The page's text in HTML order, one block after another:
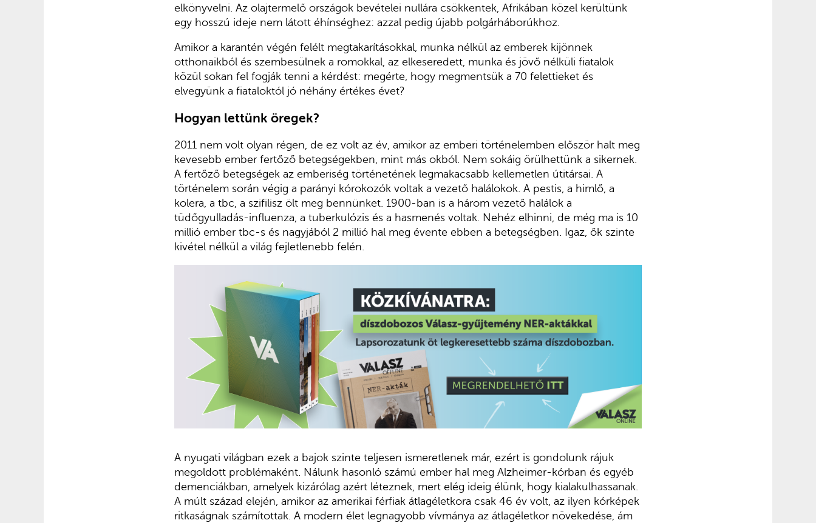
elkönyvelni. Az olajtermelő országok bevételei nullára csökkentek, Afrikában közel kerültünk
egy hosszú ideje nem látott éhínséghez: azzal pedig újabb polgárháborúkhoz.
Amikor a karantén végén felélt megtakarításokkal, munka nélkül az emberek kijönnek
otthonaikból és szembesülnek a romokkal, az elkeseredett, munka és jövő nélküli fiatalok
közül sokan fel fogják tenni a kérdést: megérte, hogy megmentsük a 70 felettieket és
elvegyünk a fiataloktól jó néhány értékes évet?
Hogyan lettünk öregek?
2011 nem volt olyan régen, de ez volt az év, amikor az emberi történelemben először halt meg
kevesebb ember fertőző betegségekben, mint más okból. Nem sokáig örülhettünk a sikernek.
A fertőző betegségek az emberiség történetének legmakacsabb kellemetlen útitársai. A
történelem során végig a parányi kórokozók voltak a vezető halálokok. A pestis, a himlő, a
kolera, a tbc, a szifilisz ölt meg bennünket. 1900-ban is a három vezető halálok a
tüdőgyulladás-influenza, a tuberkulózis és a hasmenés voltak. Nehéz elhinni, de még ma is 10
millió ember tbc-s és nagyjából 2 millió hal meg évente ebben a betegségben. Igaz, ők szinte
kivétel nélkül a világ fejletlenebb felén.
A nyugati világban ezek a bajok szinte teljesen ismeretlenek már, ezért is gondolunk rájuk
megoldott problémaként. Nálunk hasonló számú ember hal meg Alzheimer-kórban és egyéb
demenciákban, amelyek kizárólag azért léteznek, mert elég ideig élünk, hogy kialakulhassanak.
A múlt század elején, amikor az amerikai férfiak átlagéletkora csak 46 év volt, az ilyen kórképek
ritkaságnak számítottak. A modern élet legnagyobb vívmánya az átlagéletkor növekedése, ám